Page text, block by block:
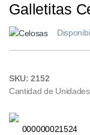
Galletitas
SKU: 2152
Cantidad de
000000021524